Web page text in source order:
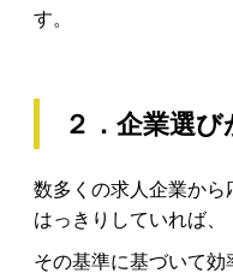
す。
２．企業選
数多くの求人企業か
はっきりしていれば、
その基準に基づいて効